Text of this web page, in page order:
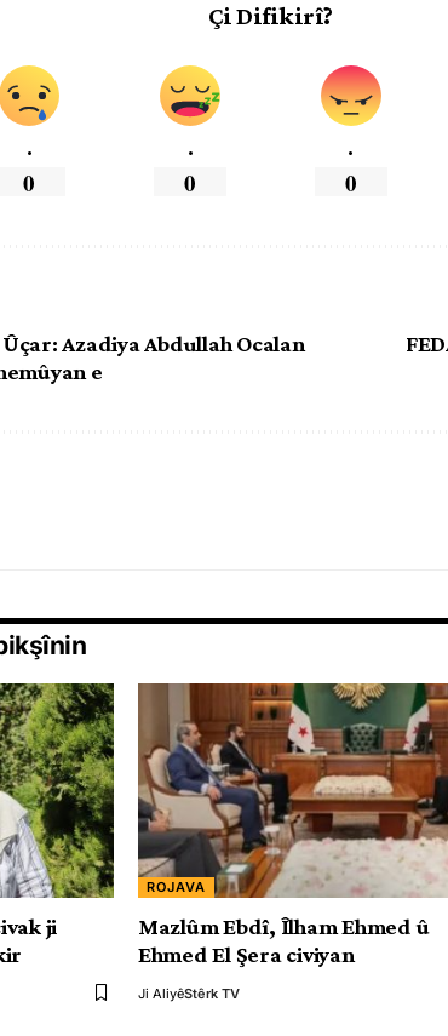
Çi Difikirî?
.
0
.
0
.
0
Azadiya Abdullah Ocalan
e
ji
ROJAVA
Mazlûm Ebdî, Îlham Ehmed û
Ehmed El Şera civiyan
Ji AliyêStêrk TV